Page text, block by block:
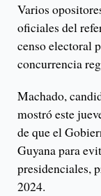
Varios
oficiales del
censo electoral
concurrencia
Machado,
mostró este
de que el
Guyana para
presidenciales,
2024.